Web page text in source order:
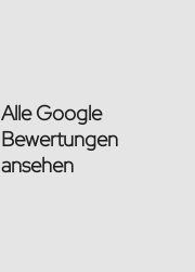
Alle Google
Bewertungen
ansehen